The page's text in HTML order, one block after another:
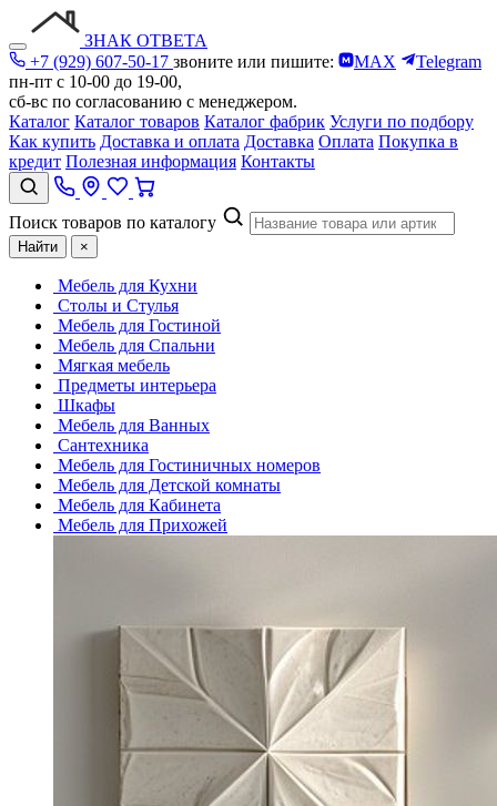
ЗНАК ОТВЕТА
+7 (929) 607-50-17 звоните или пишите: MAX
Telegram
пн-пт с 10-00 до 19-00,
сб-вс по согласованию с менеджером.
Каталог Каталог товаров Каталог фабрик Услуги по подбору
Как купить Доставка и оплата Доставка Оплата Покупка в
кредит Полезная информация Контакты
Поиск товаров по каталогу
Найти ×
Мебель для Кухни
Столы и Стулья
Мебель для Гостиной
Мебель для Спальни
Мягкая мебель
Предметы интерьера
Шкафы
Мебель для Ванных
Сантехника
Мебель для Гостиничных номеров
Мебель для Детской комнаты
Мебель для Кабинета
Мебель для Прихожей